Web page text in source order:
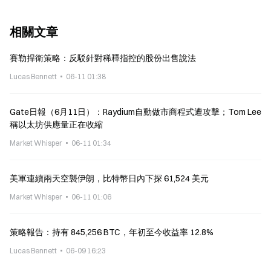
相關文章
賽勒捍衛策略：反駁針對稀釋指控的股份出售說法
Lucas Bennett 06-11 01:38
Gate日報（6月11日）：Raydium自動做市商程式遭攻擊；Tom Lee
稱以太坊供應量正在收縮
Market Whisper 06-11 01:34
美軍連續兩天空襲伊朗，比特幣日內下探 61,524 美元
Market Whisper 06-11 01:06
策略報告：持有 845,256 BTC，年初至今收益率 12.8%
Lucas Bennett 06-09 16:23